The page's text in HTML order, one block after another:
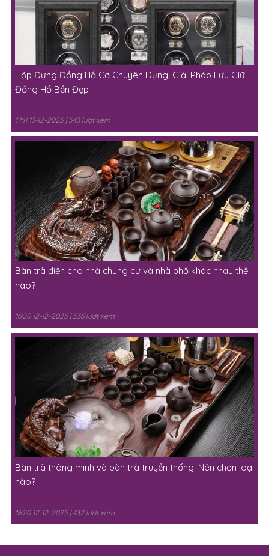
Hộp Đựng Đồng Hồ Cơ Chuyên Dụng: Giải Pháp Lưu Giữ
Đồng Hồ Bền Đẹp
17:11 13-12-2025 | 543 lượt xem
Bàn trà điện cho nhà chung cư và nhà phố khác nhau thế
nào?
16:20 12-12-2025 | 536 lượt xem
Bàn trà thông minh và bàn trà truyền thống. Nên chọn loại
nào?
16:20 12-12-2025 | 432 lượt xem